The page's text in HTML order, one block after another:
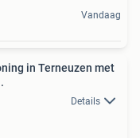
Vandaag
in Terneuzen met
Details